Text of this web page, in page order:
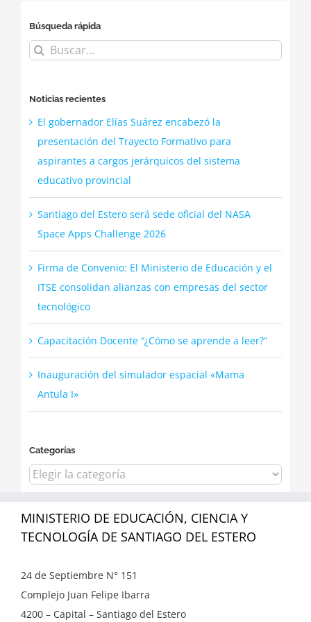
Búsqueda rápida
Buscar:
Noticias recientes
El gobernador Elías Suárez encabezó la
presentación del Trayecto Formativo para
aspirantes a cargos jerárquicos del sistema
educativo provincial
Santiago del Estero será sede oficial del NASA
Space Apps Challenge 2026
Firma de Convenio: El Ministerio de Educación y el
ITSE consolidan alianzas con empresas del sector
tecnológico
Capacitación Docente “¿Cómo se aprende a leer?”
Inauguración del simulador espacial «Mama
Antula I»
Categorías
Categorías
MINISTERIO DE EDUCACIÓN, CIENCIA Y
TECNOLOGÍA DE SANTIAGO DEL ESTERO
24 de Septiembre N° 151
Complejo Juan Felipe Ibarra
4200 – Capital – Santiago del Estero